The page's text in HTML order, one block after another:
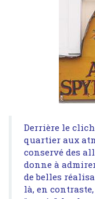
Derrière le
quartier aux
conservé des
donne à
de belles
là, en